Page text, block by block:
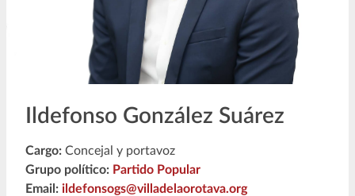
Ildefonso González Suárez
Cargo: Concejal y portavoz
Grupo político: Partido Popular
Email: ildefonsogs@villadelaorotava.org